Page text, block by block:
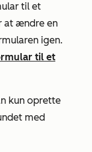
til et
at ændre en
igen.
til et
kun oprette
med